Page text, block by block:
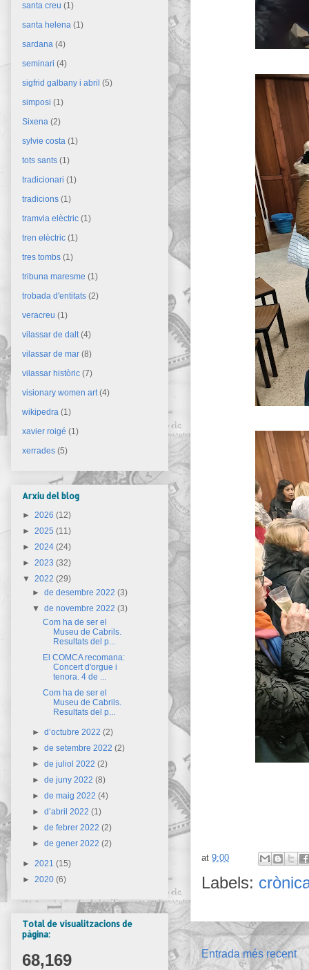
at 9:00
Labels:
Entrada més recent
santa creu (1)
santa helena (1)
sardana (4)
seminari (4)
sigfrid galbany i abril (5)
simposi (1)
Sixena (2)
sylvie costa (1)
tots sants (1)
tradicionari (1)
tradicions (1)
tramvia elèctric (1)
tren elèctric (1)
tres tombs (1)
tribuna maresme (1)
trobada d'entitats (2)
veracreu (1)
vilassar de dalt (4)
vilassar de mar (8)
vilassar històric (7)
visionary women art (4)
wikipedra (1)
xavier roigé (1)
xerrades (5)
Arxiu del blog
► 2026 (12)
► 2025 (11)
► 2024 (24)
► 2023 (32)
▼ 2022 (29)
►de desembre 2022(3)
▼de novembre 2022(3)
Com ha de ser el
Museu de Cabrils.
Resultats del p...
El COMCA recomana:
Concert d'orgue i
tenora. 4 de ...
Com ha de ser el
Museu de Cabrils.
Resultats del p...
►d’octubre 2022(2)
►de setembre 2022(2)
►de juliol 2022(2)
►de juny 2022(8)
►de maig 2022(4)
►d’abril 2022(1)
►de febrer 2022(2)
►de gener 2022(2)
► 2021 (15)
► 2020 (6)
Total de visualitzacions de
pàgina:
68,169